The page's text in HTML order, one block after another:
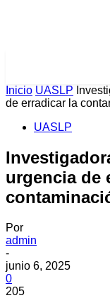
Inicio UASLP
de erradicar la
UASLP
urgencia de
Por
admin
-
junio 6, 2025
0
205